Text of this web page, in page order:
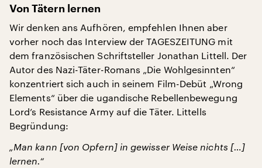
Von Tätern lernen
Wir denken ans Aufhören, empfehlen Ihnen aber
vorher noch das Interview der TAGESZEITUNG mit
dem französischen Schriftsteller Jonathan Littell. Der
Autor des Nazi-Täter-Romans „Die Wohlgesinnten“
konzentriert sich auch in seinem Film-Debüt „Wrong
Elements“ über die ugandische Rebellenbewegung
Lord’s Resistance Army auf die Täter. Littells
Begründung:
„Man kann [von Opfern] in gewisser Weise nichts […]
lernen.“